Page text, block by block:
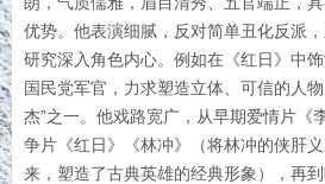
优势。他表演细腻，反对简单丑化反派
研究深入角色内心。例如在《红日》中
国民党军官，力求塑造立体、可信的人
杰”之一。他戏路宽广，从早期爱情片《
争片《红日》《林冲》（将林冲的侠肝
来，塑造了古典英雄的经典形象），再